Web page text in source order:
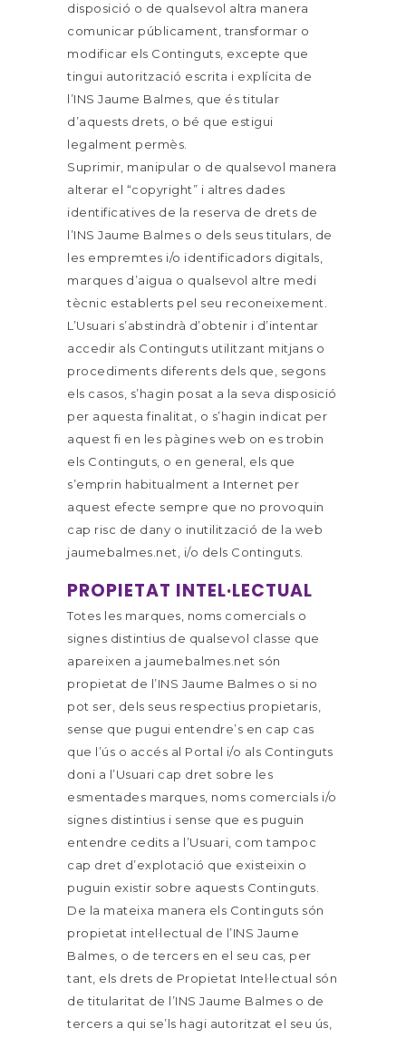
disposició o de qualsevol altra manera
comunicar públicament, transformar o
modificar els Continguts, excepte que
tingui autorització escrita i explícita de
l’INS Jaume Balmes, que és titular
d’aquests drets, o bé que estigui
legalment permès.
Suprimir, manipular o de qualsevol manera
alterar el “copyright” i altres dades
identificatives de la reserva de drets de
l’INS Jaume Balmes o dels seus titulars, de
les empremtes i/o identificadors digitals,
marques d’aigua o qualsevol altre medi
tècnic establerts pel seu reconeixement.
L’Usuari s’abstindrà d’obtenir i d’intentar
accedir als Continguts utilitzant mitjans o
procediments diferents dels que, segons
els casos, s’hagin posat a la seva disposició
per aquesta finalitat, o s’hagin indicat per
aquest fi en les pàgines web on es trobin
els Continguts, o en general, els que
s’emprin habitualment a Internet per
aquest efecte sempre que no provoquin
cap risc de dany o inutilització de la web
jaumebalmes.net, i/o dels Continguts.
PROPIETAT INTEL·LECTUAL
Totes les marques, noms comercials o
signes distintius de qualsevol classe que
apareixen a jaumebalmes.net són
propietat de l’INS Jaume Balmes o si no
pot ser, dels seus respectius propietaris,
sense que pugui entendre’s en cap cas
que l’ús o accés al Portal i/o als Continguts
doni a l’Usuari cap dret sobre les
esmentades marques, noms comercials i/o
signes distintius i sense que es puguin
entendre cedits a l’Usuari, com tampoc
cap dret d’explotació que existeixin o
puguin existir sobre aquests Continguts.
De la mateixa manera els Continguts són
propietat intel·lectual de l’INS Jaume
Balmes, o de tercers en el seu cas, per
tant, els drets de Propietat Intel·lectual són
de titularitat de l’INS Jaume Balmes o de
tercers a qui se’ls hagi autoritzat el seu ús,